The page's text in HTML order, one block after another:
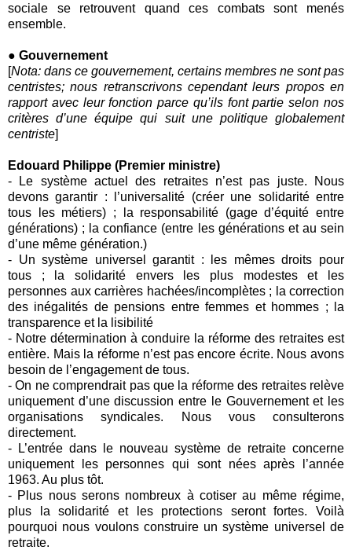
sociale se retrouvent quand ces combats sont menés
ensemble.
● Gouvernement
[Nota: dans ce gouvernement, certains membres ne sont pas
centristes; nous retranscrivons cependant leurs propos en
rapport avec leur fonction parce qu’ils font partie selon nos
critères d’une équipe qui suit une politique globalement
centriste]
Edouard Philippe (Premier ministre)
- Le système actuel des retraitesn’est pas juste. Nous
devons garantir : l’universalité (créer une solidarité entre
tous les métiers) ; la responsabilité (gage d’équité entre
générations) ; la confiance (entre les générations et au sein
d’une même génération.)
- Un système universel garantit : les mêmes droits pour
tous ; la solidarité envers les plus modestes et les
personnes aux carrières hachées/incomplètes ; la correction
des inégalités de pensions entre femmes et hommes ; la
transparence et la lisibilité
- Notre détermination à conduire la réforme des retraites est
entière. Mais la réforme n’est pas encore écrite. Nous avons
besoin de l’engagement de tous.
- On ne comprendrait pas que la réforme des retraites relève
uniquement d’une discussion entre le Gouvernement et les
organisations syndicales. Nous vous consulterons
directement.
- L’entrée dans le nouveau système de retraite concerne
uniquement les personnes qui sont nées après l’année
1963. Au plus tôt.
- Plus nous serons nombreux à cotiser au même régime,
plus la solidarité et les protections seront fortes. Voilà
pourquoi nous voulons construire un système universel de
retraite.